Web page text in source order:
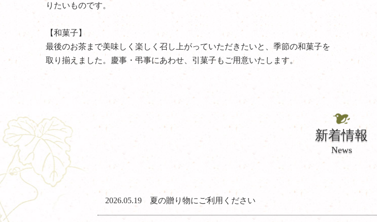
りたいものです。
【和菓子】
最後のお茶まで美味しく楽しく召し上がっていただきたいと、季節の和菓子を
取り揃えました。慶事・弔事にあわせ、引菓子もご用意いたします。
新着情報
News
2026.05.19 夏の贈り物にご利用ください